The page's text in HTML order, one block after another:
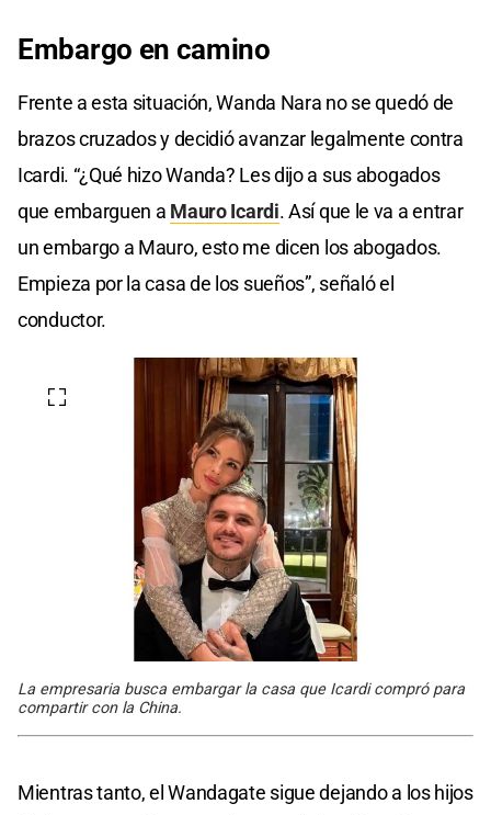
Embargo en camino
Frente a esta situación, Wanda Nara no se quedó de
brazos cruzados y decidió avanzar legalmente contra
Icardi. “¿Qué hizo Wanda? Les dijo a sus abogados
que embarguen a Mauro Icardi. Así que le va a entrar
un embargo a Mauro, esto me dicen los abogados.
Empieza por la casa de los sueños”, señaló el
conductor.
La empresaria busca embargar la casa que Icardi compró para
compartir con la China.
Mientras tanto, el Wandagate sigue dejando a los hijos